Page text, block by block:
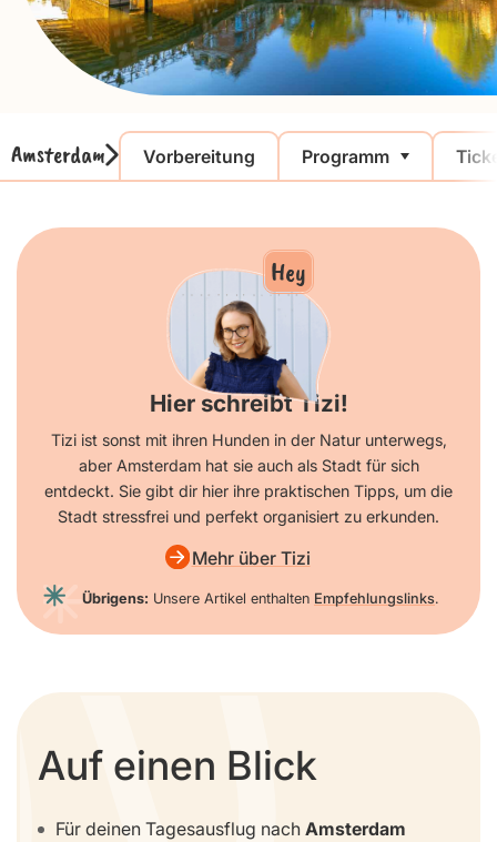
Amsterdam Vorbereitung Programm
Hey
Hier schreibt Tizi!
Tizi ist sonst mit ihren Hunden in der Natur unterwegs,
aber Amsterdam hat sie auch als Stadt für sich
entdeckt. Sie gibt dir hier ihre praktischen Tipps, um die
Stadt stressfrei und perfekt organisiert zu erkunden.
Mehr über Tizi
Übrigens: Unsere Artikel enthalten Empfehlungslinks.
Auf einen Blick
Für deinen Tagesausflug nach Amsterdam